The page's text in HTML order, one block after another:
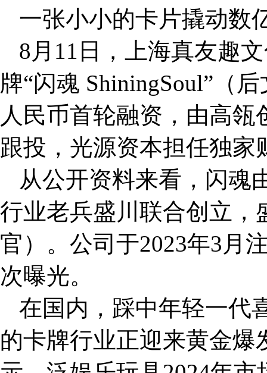
一张小小的卡片撬动数
8月11日，上海真友趣
牌“闪魂 ShiningSoul”（
人民币首轮融资，由高
跟投，光源资本担任独家
从公开资料来看，闪魂
行业老兵盛川联合创立，
官）。公司于2023年3月
次曝光。
在国内，踩中年轻一代
的卡牌行业正迎来黄金